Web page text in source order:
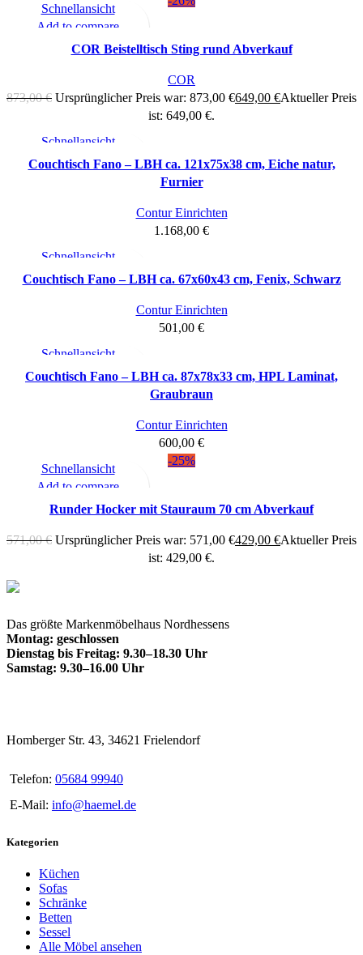
Schnellansicht
Add to compare
Zum Merkzettel hinzufügen
COR Beistelltisch Sting rund Abverkauf
COR
873,00€ Ursprünglicher Preis war: 873,00 €649,00 €Aktueller Preis
ist: 649,00 €.
Schnellansicht
Add to compare
Couchtisch Fano – LBH ca. 121x75x38 cm, Eiche natur,
Furnier
Contur Einrichten
1.168,00 €
Schnellansicht
Add to compare
Couchtisch Fano – LBH ca. 67x60x43 cm, Fenix, Schwarz
Contur Einrichten
501,00 €
Schnellansicht
Add to compare
Couchtisch Fano – LBH ca. 87x78x33 cm, HPL Laminat,
Graubraun
Contur Einrichten
600,00 €
-25%
Schnellansicht
Add to compare
Zum Merkzettel hinzufügen
Runder Hocker mit Stauraum 70 cm Abverkauf
571,00€ Ursprünglicher Preis war: 571,00 €429,00 €Aktueller Preis
ist: 429,00 €.
Das größte Markenmöbelhaus Nordhessens
Montag: geschlossen
Dienstag bis Freitag: 9.30–18.30 Uhr
Samstag: 9.30–16.00 Uhr
Homberger Str. 43, 34621 Frielendorf
Telefon: 05684 99940
E-Mail: info@haemel.de
Kategorien
Küchen
Sofas
Schränke
Betten
Sessel
Alle Möbel ansehen